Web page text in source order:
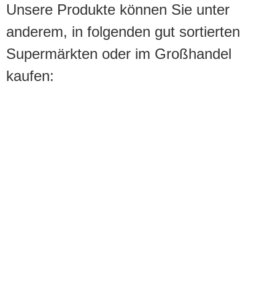
Unsere Produkte können Sie unter
anderem, in folgenden gut sortierten
Supermärkten oder im Großhandel
kaufen: